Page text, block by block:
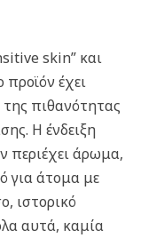
skin” και
προϊόν έχει
πιθανότητας
Η ένδειξη
περιέχει άρωμα,
για άτομα με
ιστορικό
αυτά, καμία